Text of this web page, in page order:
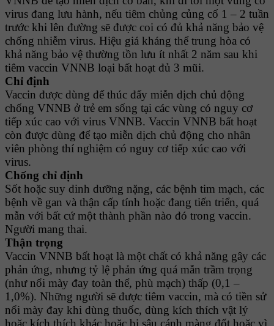
virus đang lưu hành, nếu tiêm chủng củng cố 1 – 2 tuần
trước khi lên đường sẽ được coi có đủ khả năng bảo vệ
chống nhiễm virus. Hiệu giá kháng thể trung hòa có
khả năng bảo vệ thường tồn lưu ít nhất 2 năm sau khi
tiêm vaccin VNNB loại bất hoạt đủ 3 mũi.
Chỉ định
Vaccin được dùng để thúc đẩy miễn dịch chủ động
chống VNNB ở trẻ em sống tại các vùng có nguy cơ
tiếp xúc cao với virus VNNB. Vaccin VNNB bất hoạt
còn được dùng để tạo miễn dịch chủ động cho nhân
viên phòng thí nghiệm có nguy cơ tiếp xúc cao với
virus.
Chống chỉ định
Sốt hoặc suy dinh dưỡng nặng, các bệnh tim mạch, các
bệnh về gan và thận cấp tính hoặc đang tiến triển, quá
mẫn với bất cứ một thành phần nào đó trong vaccin.
Người mang thai.
Thận trọng
Vaccin VNNB bất hoạt là một chất có khả năng gây các
phản ứng, nhưng tỷ lệ phản ứng quá mẫn trầm trọng
(như nổi mày đay toàn thể, phù mạch) thấp (0,1 –
1,0%). Những người sẽ được tiêm vaccin, mà có tiền sử
nổi mày đay khi dùng thuốc, dùng kích thích vật lý
hoặc kích thích khác hoặc bị sâu cánh màng đốt hoặc vì